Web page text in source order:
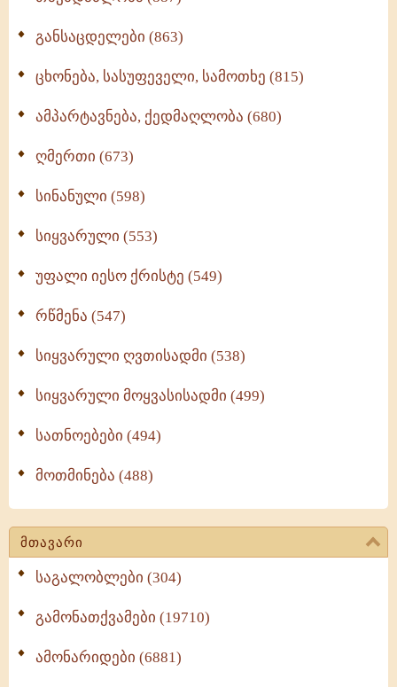
განსაცდელები (863)
ცხონება, სასუფეველი, სამოთხე (815)
ამპარტავნება, ქედმაღლობა (680)
ღმერთი (673)
სინანული (598)
სიყვარული (553)
უფალი იესო ქრისტე (549)
რწმენა (547)
სიყვარული ღვთისადმი (538)
სიყვარული მოყვასისადმი (499)
სათნოებები (494)
მოთმინება (488)
მთავარი
საგალობლები (304)
გამონათქვამები (19710)
ამონარიდები (6881)